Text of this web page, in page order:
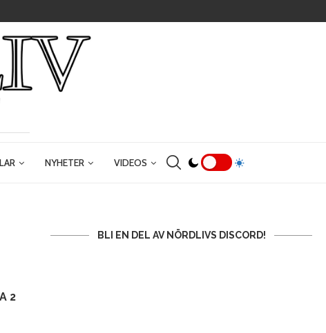
NYHETER VIDEOS
2
BLI EN DEL AV NÖRDLIVS DISCORD!